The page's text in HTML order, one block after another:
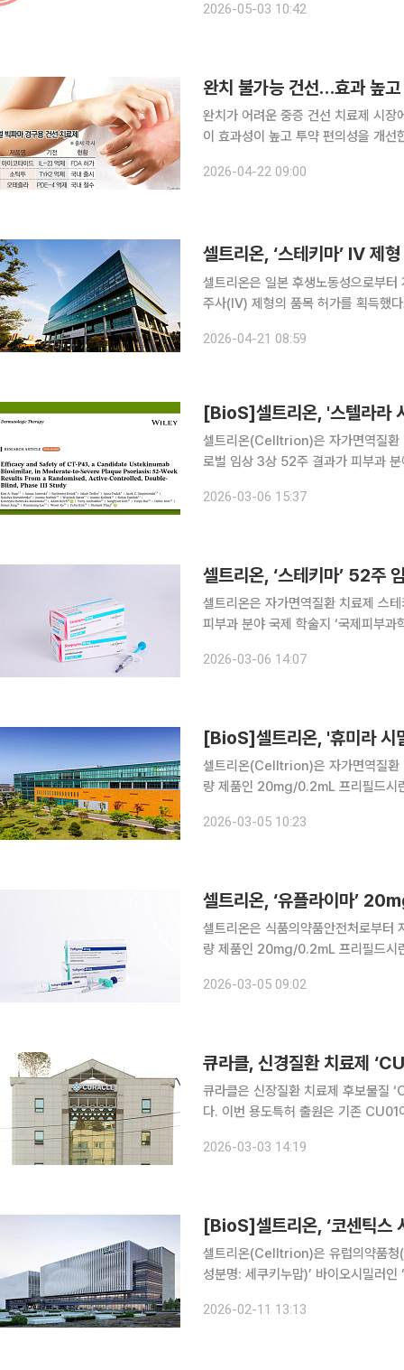
전을 담았다. 또 회사 이름에는 The
2026-05-03 10:42
완치 불가능 건선…효과 높고
완치가 어려운 중증 건선 치료제 시장
이 효과성이 높고 투약 편의성을 개선한 차세
(J&J)이 최근 미국 식품의약국(FDA)
2026-04-22 09:00
셀트리온, ‘스테키마’ IV 제
셀트리온은 일본 후생노동성으로부터
주사(IV) 제형의 품목 허가를 획득했다고 21일 밝혔다. 이번 스테
2026-04-21 08:59
[BioS]셀트리온, '스텔라라
셀트리온(Celltrion)은 자가면역질환
로벌 임상 3상 52주 결과가 피부과
버스터 약물 ‘스텔라라(Stelara)
2026-03-06 15:37
셀트리온, ‘스테키마’ 52주
셀트리온은 자가면역질환 치료제 스
피부과 분야 국제 학술지 ‘국제피부과학저널’에 실
2026-03-06 14:07
[BioS]셀트리온, '휴미라
셀트리온(Celltrion)은 자가면역질환
량 제품인 20mg/0.2mL 프리필드시
이오시밀러다. 이번 허가로 유플라이
2026-03-05 10:23
셀트리온, ‘유플라이마’
셀트리온은 식품의약품안전처로부터
량 제품인 20mg/0.2mL 프리필드시
라인업을 완벽히 구축하게 됐다. 셀트
2026-03-05 09:02
큐라클, 신경질환 치료제
큐라클은 신장질환 치료제 후보물질
다. 이번 용도특허 출원은 기존 CU01이 갖고 있던 특허에 더해 임상 2b상 결과를 기반으로 새로운
기 위한 조치다. CU01은 디메
2026-03-03 14:19
[BioS]셀트리온, ‘코센틱스
셀트리온(Celltrion)은 유럽의약품
성분명: 세쿠키누맙)’ 바이오시밀러
해 대상환자를 기존 375명에서 153
2026-02-11 13:13